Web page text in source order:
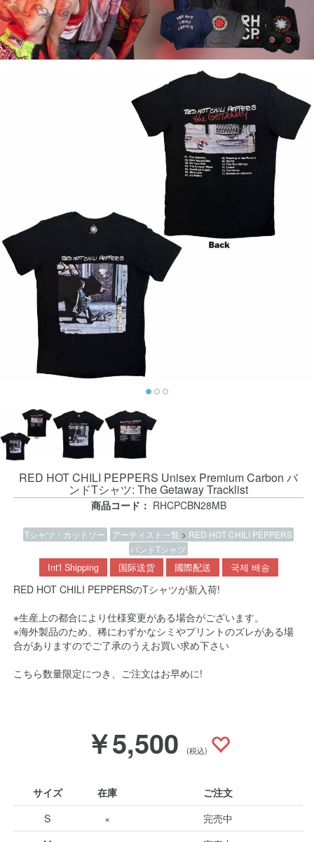
RED HOT CHILI PEPPERS Unisex Premium Carbon バ
ンドTシャツ: The Getaway Tracklist
商品コード： RHCPCBN28MB
Tシャツ・カットソー アーティスト一覧 > RED HOT CHILI PEPPERS
バンドTシャツ
Int'l Shipping 国际送货 國際配送 국제 배송
RED HOT CHILI PEPPERSのTシャツが新入荷!
※生産上の都合により仕様変更がある場合がございます。
※海外製品のため、稀にわずかなシミやプリントのズレがある場
合がありますのでご了承のうえお買い求め下さい
こちら数量限定につき、ご注文はお早めに!
￥5,500 (税込)
サイズ 在庫
ご注文
S
×
完売中